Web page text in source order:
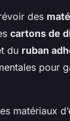
des
cartons de
du ruban
pour
matériaux